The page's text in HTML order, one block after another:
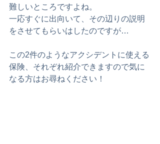
難しいところですよね。
一応すぐに出向いて、その辺りの説明
をさせてもらいはしたのですが…
この2件のようなアクシデントに使える
保険、それぞれ紹介できますので気に
なる方はお尋ねください！